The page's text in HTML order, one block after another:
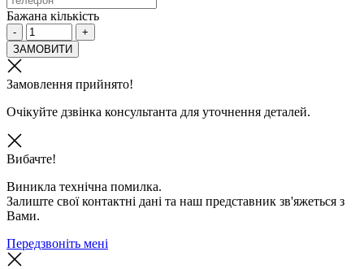
Бажана кількість
-
+
ЗАМОВИТИ
Замовлення прийнято!
Очікуйте дзвінка консультанта для уточнення деталей.
Вибачте!
Виникла технічна помилка.
Залиште свої контактні дані та наш представник зв'яжеться з
Вами.
Передзвоніть мені